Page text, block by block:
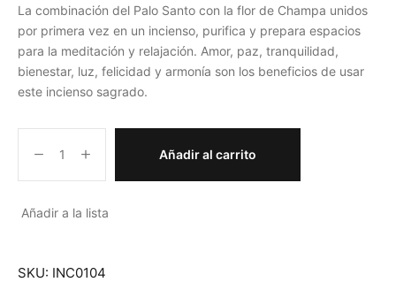
La combinación del Palo Santo con la flor de Champa unidos
por primera vez en un incienso, purifica y prepara espacios
para la meditación y relajación. Amor, paz, tranquilidad,
bienestar, luz, felicidad y armonía son los beneficios de usar
este incienso sagrado.
Añadir al carrito
Añadir a la lista
SKU: INC0104